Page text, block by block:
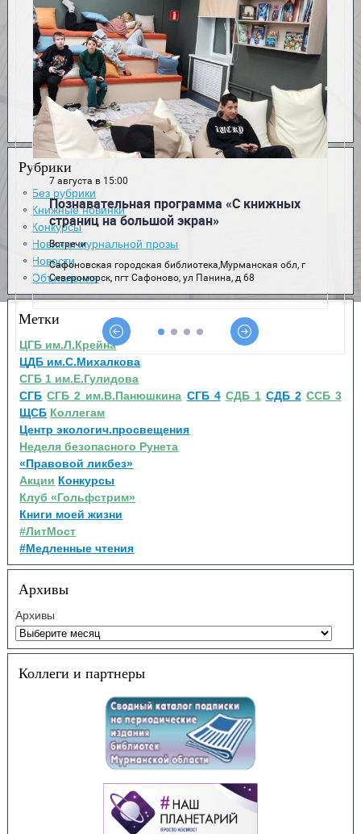
Рубрики
Без рубрики
Книжные новинки
Конкурсы
Новинки журнальной прозы
Новости
Объявления
Метки
ЦГБ им.Л.Крейна
ЦДБ им.С.Михалкова
СГБ 1 им.Е.Гулидова
СГБ СГБ 2 им.В.Панюшкина СГБ 4 СДБ 1 СДБ 2 ССБ 3
ЩСБ Коллегам
Центр экологич.просвещения
Неделя безопасного Рунета
«Правовой ликбез»
Акции Конкурсы
Клуб «Гольфстрим»
Книги моей жизни
#ЛитМост
#Медленные чтения
Архивы
Архивы
Коллеги и партнеры